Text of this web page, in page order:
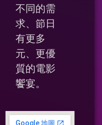
不同的需
求、節日
有更多
元、更優
質的電影
饗宴。